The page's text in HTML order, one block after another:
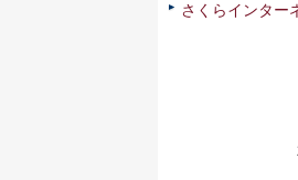
さくらインター